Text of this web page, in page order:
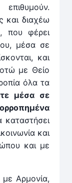
και διαχέω
που φέρει
μέσα σε
και
με Θείο
όλα τα
μέσα σε
καταστήσει
και
και με
Αρμονία,